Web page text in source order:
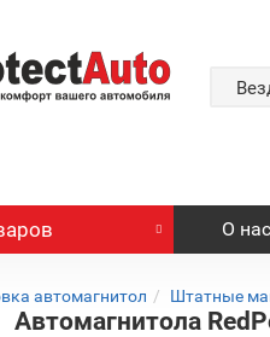
О нас
автомагнитол Штатные
Автомагнитола